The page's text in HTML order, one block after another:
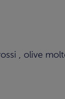
, olive